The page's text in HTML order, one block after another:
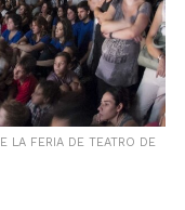
LA FERIA DE TEATRO DE